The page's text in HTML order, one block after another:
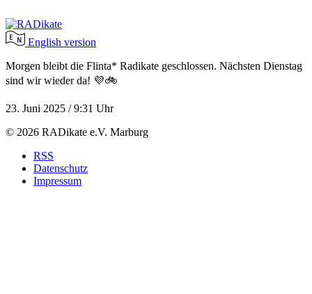
English version
Morgen bleibt die Flinta* Radikate geschlossen. Nächsten Dienstag
sind wir wieder da! 💜🚲
23. Juni 2025 / 9:31 Uhr
© 2026 RADikate e.V. Marburg
RSS
Datenschutz
Impressum